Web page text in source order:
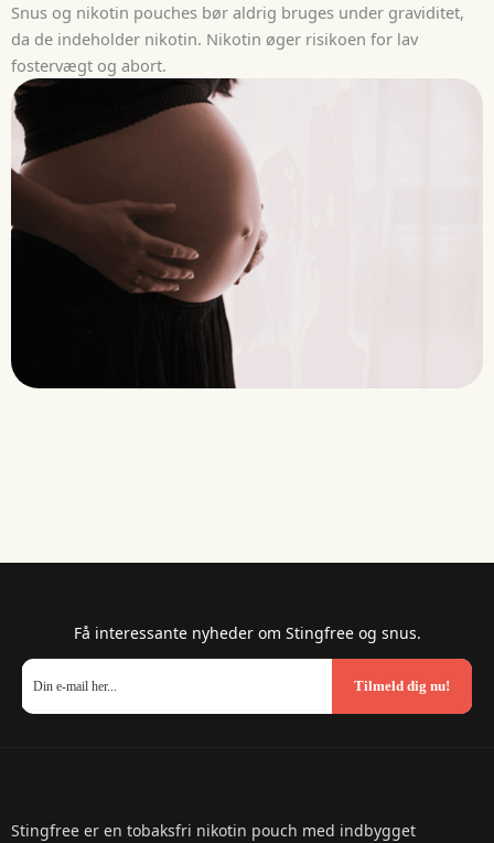
Snus og nikotin pouches bør aldrig bruges under graviditet,
da de indeholder nikotin. Nikotin øger risikoen for lav
fostervægt og abort.
Få interessante nyheder om Stingfree og snus.
Tilmeld dig nu!
Stingfree er en tobaksfri nikotin pouch med indbygget